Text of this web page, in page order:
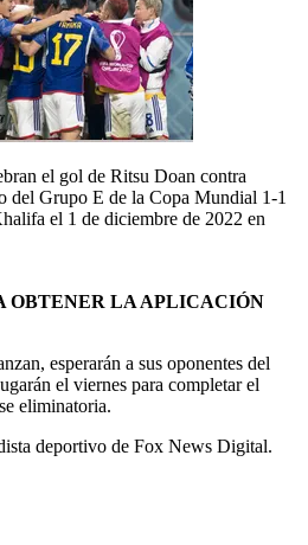
el gol de Ritsu Doan contra
del Grupo E de la Copa Mundial 1-1
el 1 de diciembre de 2022 en
OBTENER LA APLICACIÓN
esperarán a sus oponentes del
el viernes para completar el
eliminatoria.
deportivo de Fox News Digital.